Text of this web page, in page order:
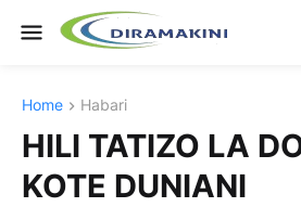
Home Habari
HILI TATIZO LA
KOTE DUNIANI